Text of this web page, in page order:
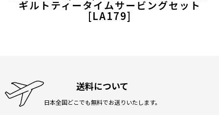
ギルトティータイムサービングセット
[LA179]
送料について
日本全国どこでも無料でお送りいたします。